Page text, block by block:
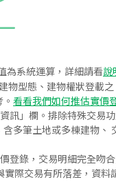
為系統運算，詳細請看說
型態、建物權狀登載
看看我們如何推估實價
訊」欄。排除特殊交易
多筆土地或多棟建物、
登錄，交易明細完全吻
際交易有所落差，資料